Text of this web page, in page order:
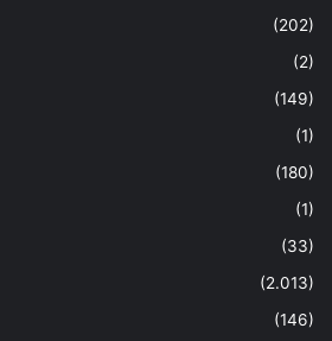
(202)
(2)
(149)
(1)
(180)
(1)
(33)
(2.013)
(146)